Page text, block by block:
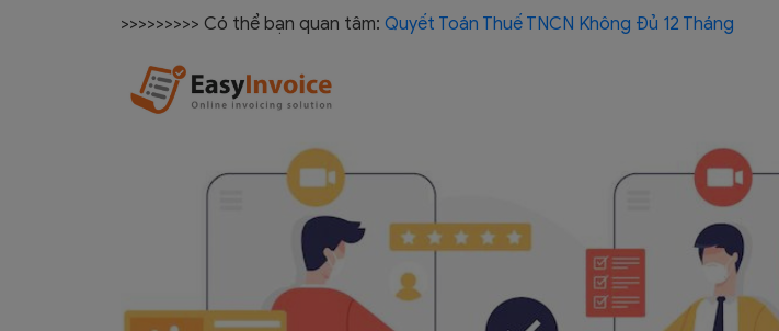
>>>>>>>>> Có thể bạn quan tâm: Quyết Toán Thuế TNCN Không Đủ 12 Tháng